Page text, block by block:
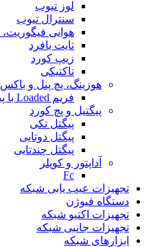
لوز تیوب
سنترال تیوب
هوایی فیگوریت، ADSS
تایت بافرد
زیپ کورد
تاکتیکی
هوزینگ، پچ پنل و باکس
فریم Loaded با پیتگیل
پیگتیل و پچ کورد
پیگتل تکی
پیگتل دوتایی
پیگتل چندتایی
آداپتور و کوپلر
Fc
تجهیزات عیب یابی شبکه
دستگاه فیوژن
تجهیزات اکتیو شبکه
تجهیزات جانبی شبکه
ابزارهای شبکه